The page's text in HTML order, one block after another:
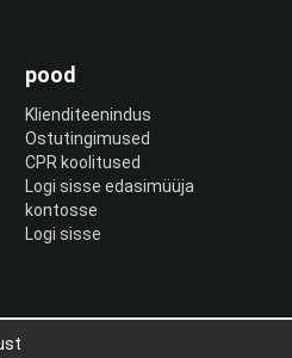
pood
Klienditeenindus
Ostutingimused
CPR koolitused
Logi sisse edasimüüja
kontosse
Logi sisse